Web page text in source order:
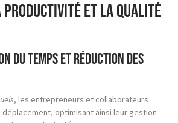
Productivité et la Qualité
du temps et réduction des
, les entrepreneurs et collaborateurs
optimisant ainsi leur gestion